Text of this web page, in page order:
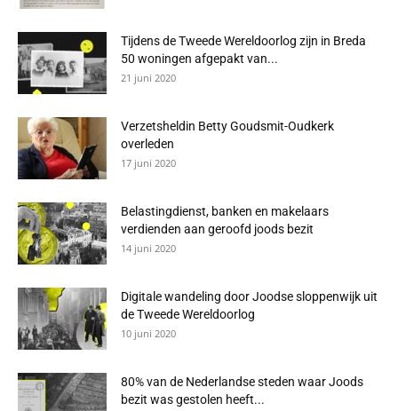
Tijdens de Tweede Wereldoorlog zijn in Breda
50 woningen afgepakt van...
21 juni 2020
Verzetsheldin Betty Goudsmit-Oudkerk
overleden
17 juni 2020
Belastingdienst, banken en makelaars
verdienden aan geroofd joods bezit
14 juni 2020
Digitale wandeling door Joodse sloppenwijk uit
de Tweede Wereldoorlog
10 juni 2020
80% van de Nederlandse steden waar Joods
bezit was gestolen heeft...